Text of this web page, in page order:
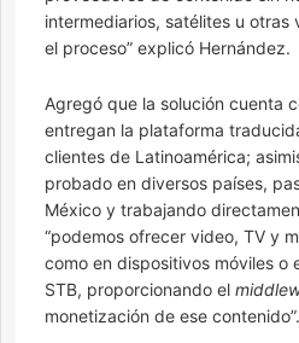
intermediarios, satélites u otras
el proceso” explicó Hernández.
Agregó que la solución cuenta
entregan la plataforma
clientes de Latinoamérica;
probado en diversos países,
México y trabajando
“podemos ofrecer video, TV y
como en dispositivos móviles o
STB, proporcionando el
monetización de ese contenido”.